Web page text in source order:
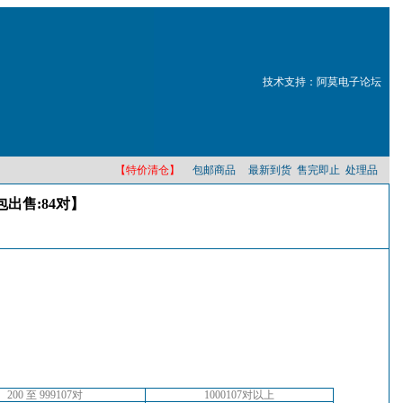
技术支持：阿莫电子论坛
【特价清仓】 包邮商品 最新到货 售完即止 处理品
售:84对】
200 至 999107对
1000107对以上